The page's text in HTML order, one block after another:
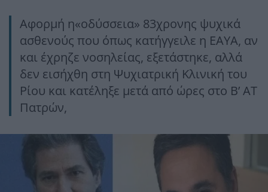
Αφορμή η«οδύσσεια» 83χρονης ψυχικά
ασθενούς που όπως κατήγγειλε η ΕΑΥΑ, αν
και έχρηζε νοσηλείας, εξετάστηκε, αλλά
δεν εισήχθη στη Ψυχιατρική Κλινική του
Ρίου και κατέληξε μετά από ώρες στο Β’ ΑΤ
Πατρών,